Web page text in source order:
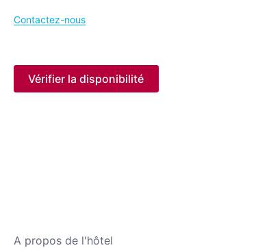
Contactez-nous
Vérifier la disponibilité
A propos de l'hôtel